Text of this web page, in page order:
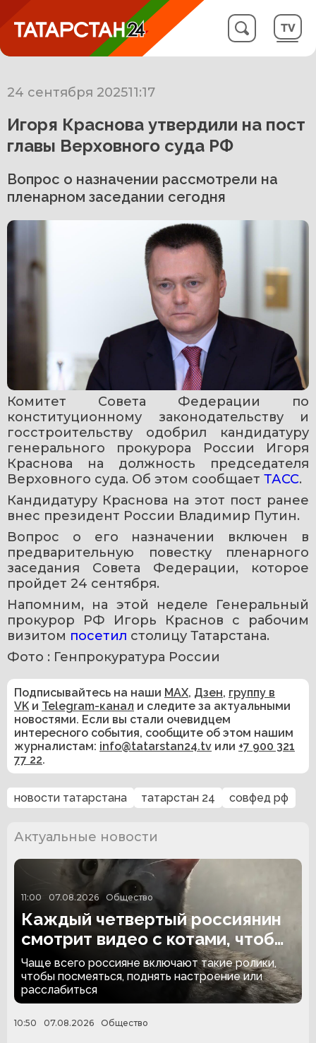
24 сентября 202511:17
Игоря Краснова утвердили на пост
главы Верховного суда РФ
Вопрос о назначении рассмотрели на
пленарном заседании сегодня
Комитет Совета Федерации по
конституционному законодательству и
госстроительству одобрил кандидатуру
генерального прокурора России Игоря
Краснова на должность председателя
Верховного суда. Об этом сообщает ТАСС.
Кандидатуру Краснова на этот пост ранее
внес президент России Владимир Путин.
Вопрос о его назначении включен в
предварительную повестку пленарного
заседания Совета Федерации, которое
пройдет 24 сентября.
Напомним, на этой неделе Генеральный
прокурор РФ Игорь Краснов с рабочим
визитом посетил столицу Татарстана.
Фото : Генпрокуратура России
Подписывайтесь на наши MAX, Дзен, группу в
VK и Telegram-канал и следите за актуальными
новостями. Если вы стали очевидцем
интересного события, сообщите об этом нашим
журналистам: info@tatarstan24.tv или +7 900 321
77 22.
новости татарстана татарстан 24 совфед рф
Актуальные новости
11:00 07.08.2026 Общество
Каждый четвертый россиянин
смотрит видео с котами, чтобы
справиться со стрессом
Чаще всего россияне включают такие ролики,
чтобы посмеяться, поднять настроение или
расслабиться
10:50 07.08.2026 Общество